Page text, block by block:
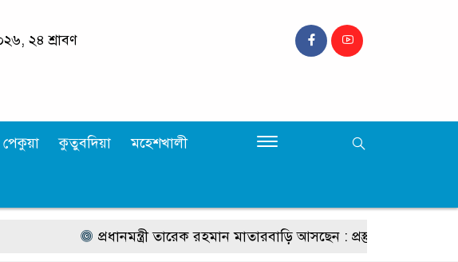
২৪ শ্রাবণ
পেকুয়া কুতুবদিয়া মহেশখালী
প্রধানমন্ত্রী তারেক রহমান মাতারবাড়ি আসছেন : প্রস্তুতি সম্পন্ন,